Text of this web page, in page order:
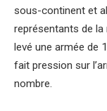
sous-continent et
représentants de
levé une armée de
fait pression sur
nombre.